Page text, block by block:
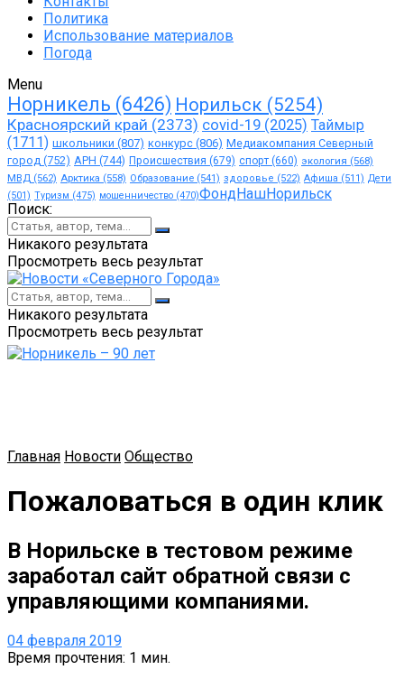
Политика
Использование материалов
Погода
Menu
Норникель (6426) Норильск (5254)
Красноярский край (2373) covid-19 (2025) Таймыр
(1711) школьники (807) конкурс (806) Медиакомпания Северный
город (752) АРН (744) Происшествия (679) спорт (660) экология (568)
МВД (562) Арктика (558) Образование (541) здоровье (522) Афиша (511) Дети
(501) Туризм (475) мошенничество (470)ФондНашНорильск
Поиск:
Никакого результата
Просмотреть весь результат
Никакого результата
Просмотреть весь результат
Главная Новости Общество
Пожаловаться в один клик
В Норильске в тестовом режиме
заработал сайт обратной связи с
управляющими компаниями.
04 февраля 2019
Время прочтения: 1 мин.